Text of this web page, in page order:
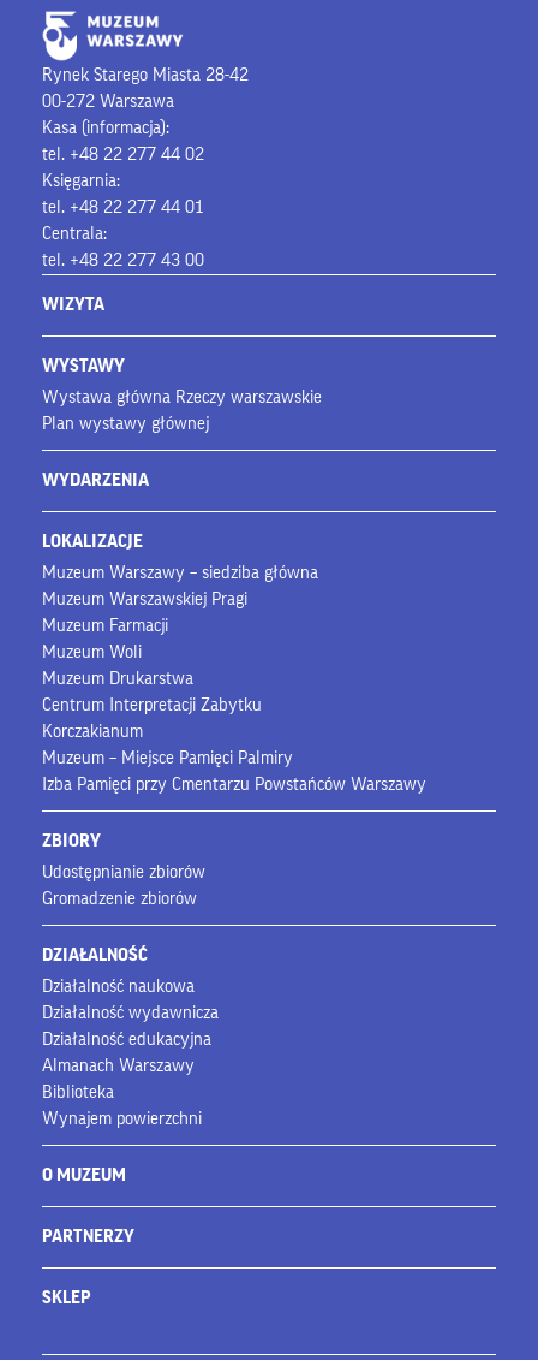
Rynek Starego Miasta 28-42
00-272 Warszawa
Kasa (informacja):
tel. +48 22 277 44 02
Księgarnia:
tel. +48 22 277 44 01
Centrala:
tel. +48 22 277 43 00
WIZYTA
WYSTAWY
Wystawa główna Rzeczy warszawskie
Plan wystawy głównej
WYDARZENIA
LOKALIZACJE
Muzeum Warszawy – siedziba główna
Muzeum Warszawskiej Pragi
Muzeum Farmacji
Muzeum Woli
Muzeum Drukarstwa
Centrum Interpretacji Zabytku
Korczakianum
Muzeum – Miejsce Pamięci Palmiry
Izba Pamięci przy Cmentarzu Powstańców Warszawy
ZBIORY
Udostępnianie zbiorów
Gromadzenie zbiorów
DZIAŁALNOŚĆ
Działalność naukowa
Działalność wydawnicza
Działalność edukacyjna
Almanach Warszawy
Biblioteka
Wynajem powierzchni
O MUZEUM
PARTNERZY
SKLEP